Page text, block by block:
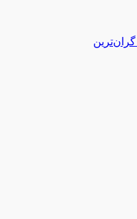
گران‌ترین